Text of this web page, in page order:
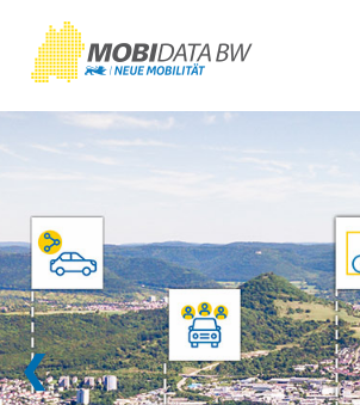
❮